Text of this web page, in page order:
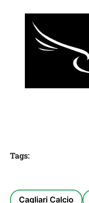
Tags:
Cagliari Calcio